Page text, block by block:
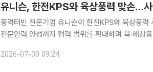
풍력터빈 전문기업 유니슨이 한전KPS와 육상풍
전문인력 양성까지 협력 범위를 확대하며 육·해상풍력 사업
걸쳐 협력하기 위한 업무협약(MOU)을 체결했다고
2026-07-30 09:24